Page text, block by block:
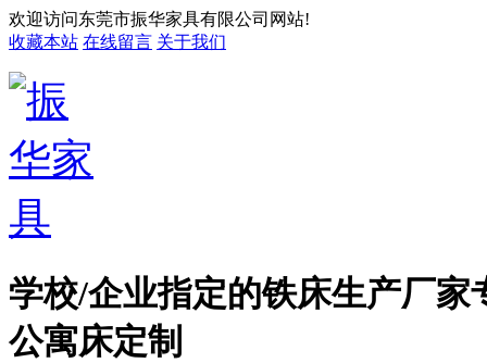
欢迎访问东莞市振华家具有限公司网站!
收藏本站 在线留言 关于我们
学校/企业指定的铁床生产厂家
公寓床定制